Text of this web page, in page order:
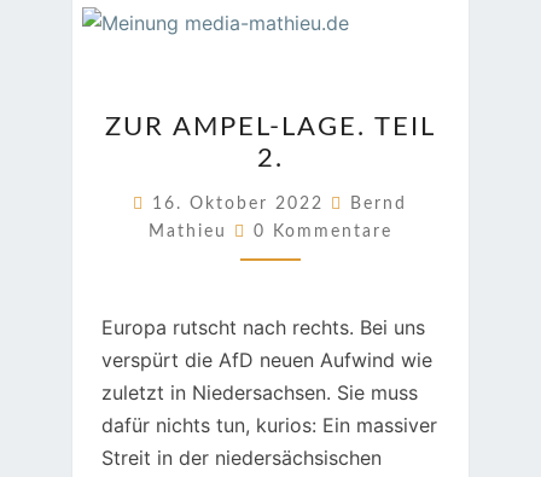
AMPEL-
LAGE.
TEIL
2.
ZUR AMPEL-LAGE. TEIL
2.
16. Oktober 2022
Bernd
Mathieu
Kommentare
0 Kommentare
Europa rutscht nach rechts. Bei uns
verspürt die AfD neuen Aufwind wie
zuletzt in Niedersachsen. Sie muss
dafür nichts tun, kurios: Ein massiver
Streit in der niedersächsischen